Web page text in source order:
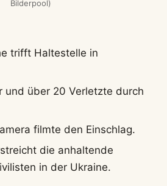
Bilderpool)
trifft Haltestelle in
und über 20 Verletzte durch
filmte den Einschlag.
die anhaltende
in der Ukraine.